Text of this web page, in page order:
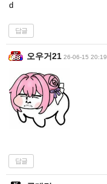
d
답글
오우거21 26-06-15 20:19
답글